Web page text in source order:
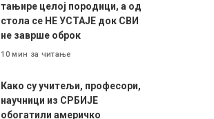
тањире целој породици, а од
стола се НЕ УСТАЈЕ док СВИ
не заврше оброк
10 мин за читање
Како су учитељи, професори,
научници из СРБИЈЕ
обогатили америчко